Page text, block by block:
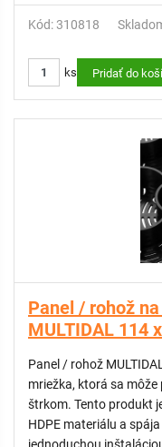
Kód: 310818
ks Pridať do
Panel / rohož
MULTIDAL 114
Panel / rohož
mriežka, ktorá sa
štrkom. Tento produkt
HDPE materiálu a